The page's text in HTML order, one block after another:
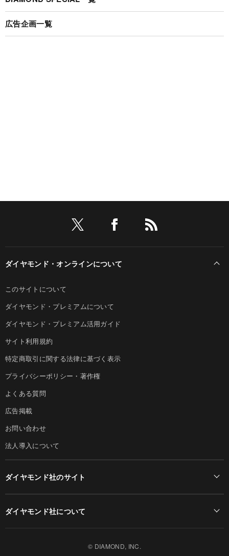
広告企画一覧
ダイヤモンド・オンラインについて
このサイトについて
ダイヤモンド・プレミアムについて
ダイヤモンド・プレミアム活用ガイド
サイト利用規約
特定商取引に関する法律に基づく表示
プライバシーポリシー・著作権
よくある質問
広告掲載
お問い合わせ
法人導入について
ダイヤモンド社のサイト
ダイヤモンド社について
© DIAMOND, INC.